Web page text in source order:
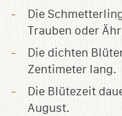
Die
Trauben oder
Die dichten
Zentimeter lang.
Die Blütezeit
August.